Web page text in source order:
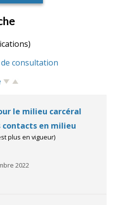
consultation
le milieu carcéral
contacts en milieu
plus en vigueur)
2022